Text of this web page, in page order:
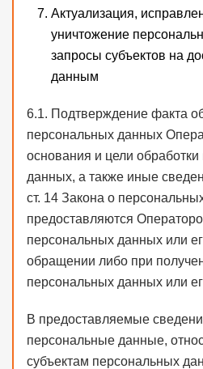
Актуализация,
уничтожение
запросы субъектов на
данным
6.1. Подтверждение факта
персональных данных
основания и цели
данных, а также иные
ст. 14 Закона о
предоставляются
персональных данных или
обращении либо при
персональных данных или
В предоставляемые
персональные данные,
субъектам персональных